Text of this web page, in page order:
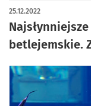
betlejemskie.
25.12.2022
artykuł z galerią